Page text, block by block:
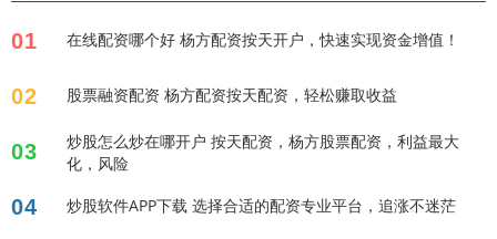
01 在线配资哪个好 杨方配资按天开户，快速实现资金增值！
02 股票融资配资 杨方配资按天配资，轻松赚取收益
03
炒股怎么炒在哪开户 按天配资，杨方股票配资，利益最大
化，风险
04 炒股软件APP下载 选择合适的配资专业平台，追涨不迷茫